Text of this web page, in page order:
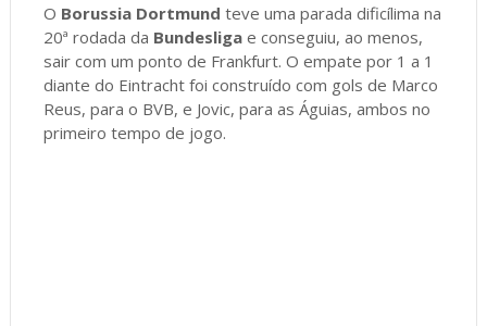
O Borussia Dortmund teve uma parada dificílima na
20ª rodada da Bundesligae conseguiu, ao menos,
sair com um ponto de Frankfurt. O empate por 1 a 1
diante do Eintracht foi construído com gols de Marco
Reus, para o BVB, e Jovic, para as Águias, ambos no
primeiro tempo de jogo.